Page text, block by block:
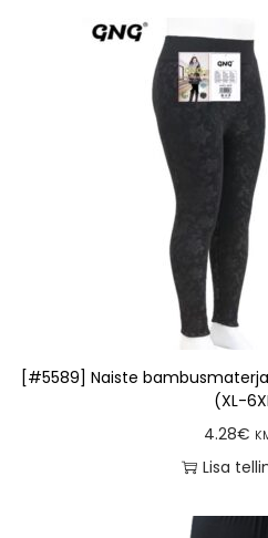
[#5589] Naiste
(XL-
4.28€
Lisa